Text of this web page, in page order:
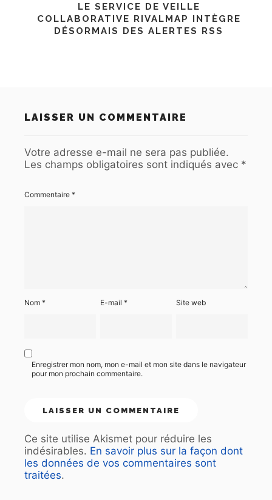
LE SERVICE DE VEILLE
COLLABORATIVE RIVALMAP INTÈGRE
DÉSORMAIS DES ALERTES RSS
LAISSER UN COMMENTAIRE
Votre adresse e-mail ne sera pas publiée.
Les champs obligatoires sont indiqués avec *
Commentaire *
Nom * E-mail* Site web
Enregistrer mon nom, mon e-mail et mon site dans le navigateur
pour mon prochain commentaire.
Ce site utilise Akismet pour réduire les
indésirables. En savoir plus sur la façon dont
les données de vos commentaires sont
traitées.